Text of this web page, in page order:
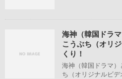
海神（韓国ドラ
こうぶち（オリ
くり！
海神（韓国ドラマ
ち（オリジナルビ